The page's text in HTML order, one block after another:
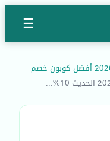
☰
كود خصم بارلينا 2026 أفضل كوبون خصم